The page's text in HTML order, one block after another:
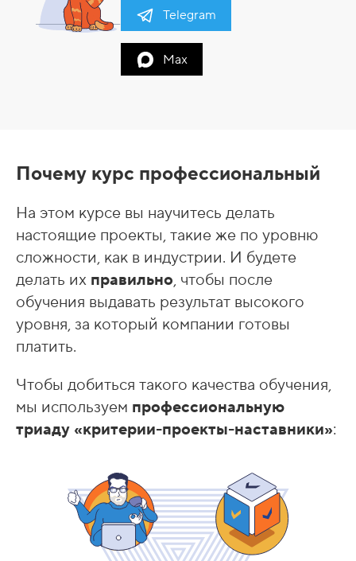
Telegram
Max
Почему курс профессиональный
На этом курсе вы научитесь делать
настоящие проекты, такие же по уровню
сложности, как в индустрии. И будете
делать их правильно, чтобы после
обучения выдавать результат высокого
уровня, за который компании готовы
платить.
Чтобы добиться такого качества обучения,
мы используем профессиональную
триаду «критерии-проекты-наставники»: